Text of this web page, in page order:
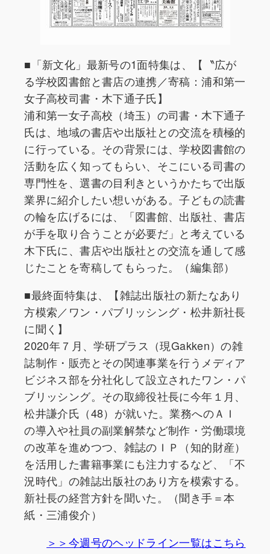
■「新文化」最新号の1面特集は、【〝広が
る学校図書館と書店の連携／寄稿：浦和第一
女子高校司書・木下通子氏】
浦和第一女子高校（埼玉）の司書・木下通子
氏は、地域の書店や出版社との交流を積極的
に行っている。その背景には、学校図書館の
活動を広く知ってもらい、そこにいる司書の
専門性を、選書の目利きというかたちで出版
業界に紹介したい想いがある。子どもの読書
の輪を広げるには、「図書館、出版社、書店
が手を取り合うことが必要だ」と考えている
木下氏に、書店や出版社との交流を通して感
じたことを寄稿してもらった。（編集部）
■最終面特集は、【雑誌出版社の新たなあり
方模索／ワン・パブリッシング・松井新社長
に聞く】
2020年７月、学研プラス（現Gakken）の雑
誌制作・販売とその関連事業を行うメディア
ビジネス部を分社化して設立されたワン・パ
ブリッシング。その取締役社長に今年１月、
松井謙介氏（48）が就いた。業務へのＡＩ
の導入や社員の副業解禁など制作・労働環境
の改革を進めつつ、雑誌のＩＰ（知的財産）
を活用した書籍事業にも注力するなど、「不
況時代」の雑誌出版社のあり方を模索する。
新社長の経営方針を聞いた。（聞き手＝本
紙・三浦俊介）
＞＞今週号のヘッドライン一覧はこちら